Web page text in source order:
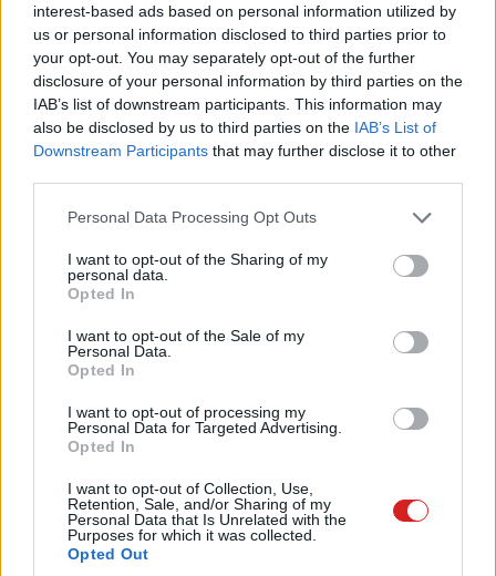
interest-based ads based on personal information utilized by
us or personal information disclosed to third parties prior to
your opt-out. You may separately opt-out of the further
disclosure of your personal information by third parties on the
IAB’s list of downstream participants. This information may
also be disclosed by us to third parties on the IAB’s List of
Downstream Participants that may further disclose it to other
Please note that this website/app uses one or more Google
not limited to your visit or usage behaviour. You may click to
grant or deny consent to Google and its third-party tags to
use your data for below specified purposes in below Google
consent section.
Personal Data Processing Opt Outs
I want to opt-out of the Sharing of my
personal data.
Opted In
I want to opt-out of the Sale of my
Personal Data.
Opted In
I want to opt-out of processing my
Personal Data for Targeted Advertising.
Opted In
I want to opt-out of Collection, Use,
Retention, Sale, and/or Sharing of my
Personal Data that Is Unrelated with the
Purposes for which it was collected.
Opted Out
Már nem kell sokat várnunk arra, hogy az Nvidia
bemutassa a legújabb videokártyáit, ugyanis szeptember
20-án kerül sor aGeForce Beyond Special Broadcast
előadásra. A cég egyik kiemelt együttműködő partnere, a
Lenovo azonban már mutatott részleteket a saját GPU-
járól.
notebookkal együtt szerepelt több képen, és ezek alapján
már több technikai adatra is lehet következtetni.
A kínai közösségi oldal, a Weibo felületén osztotta meg
WolStame nevű felhasználó
Lenovo RTX 4090-e nagyjából 35,8x13,6 cm-es, illetve
közel 7 cm vastag.